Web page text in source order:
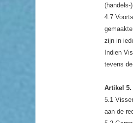
(handels-
4.7
zijn in
Indien
tevens
Artikel 5.
5.1
aan de